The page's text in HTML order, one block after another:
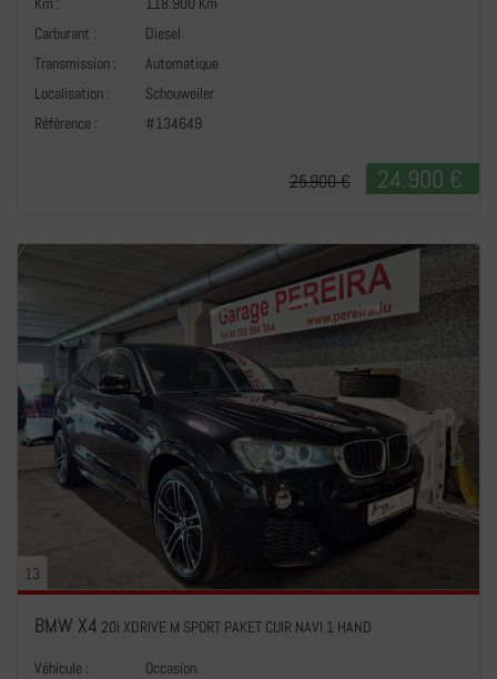
Carburant :
Diesel
Transmission :
Automatique
Localisation :
Schouweiler
Référence :
#134649
24.900 €
25.900 €
13
BMW X4 20i XDRIVE M SPORT PAKET CUIR NAVI 1 HAND
Véhicule :
Occasion